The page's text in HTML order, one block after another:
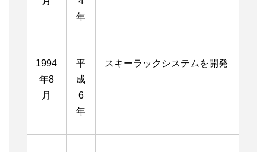
年
1994
年8
月
平
成
6
年
スキーラックシステムを開発